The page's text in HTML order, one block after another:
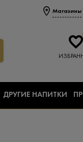
Магазины
ДРУГИЕ НАПИТКИ